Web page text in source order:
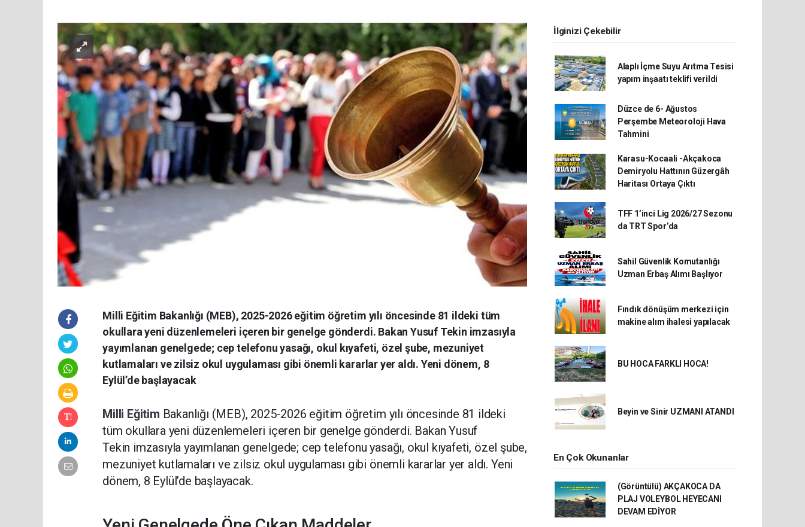
Milli Eğitim Bakanlığı (MEB), 2025-2026 eğitim öğretim yılı öncesinde 81 ildeki tüm
okullara yeni düzenlemeleri içeren bir genelge gönderdi. Bakan Yusuf Tekin imzasıyla
yayımlanan genelgede; cep telefonu yasağı, okul kıyafeti, özel şube, mezuniyet
kutlamaları ve zilsiz okul uygulaması gibi önemli kararlar yer aldı. Yeni dönem, 8
Eylül’de başlayacak
Milli Eğitim Bakanlığı (MEB), 2025-2026 eğitim öğretim yılı öncesinde 81 ildeki
tüm okullara yeni düzenlemeleri içeren bir genelge gönderdi. BakanYusuf
Tekin imzasıyla yayımlanan genelgede; cep telefonu yasağı, okul kıyafeti, özel şube,
mezuniyet kutlamaları ve zilsiz okul uygulaması gibi önemli kararlar yer aldı. Yeni
dönem, 8 Eylül’de başlayacak.
İlginizi Çekebilir
Alaplı İçme Suyu Arıtma Tesisi
yapım inşaatı teklifi verildi
Düzce de 6- Ağustos
Perşembe Meteoroloji Hava
Tahmini
Karasu-Kocaali -Akçakoca
Demiryolu Hattının Güzergâh
Haritası Ortaya Çıktı
TFF 1’inci Lig 2026/27 Sezonu
da TRT Spor’da
Sahil Güvenlik Komutanlığı
Uzman Erbaş Alımı Başlıyor
Fındık dönüşüm merkezi için
makine alım ihalesi yapılacak
BU HOCA FARKLI HOCA!
Beyin ve Sinir UZMANI ATANDI
En Çok Okunanlar
(Görüntülü) AKÇAKOCA DA
PLAJ VOLEYBOL HEYECANI
DEVAM EDİYOR